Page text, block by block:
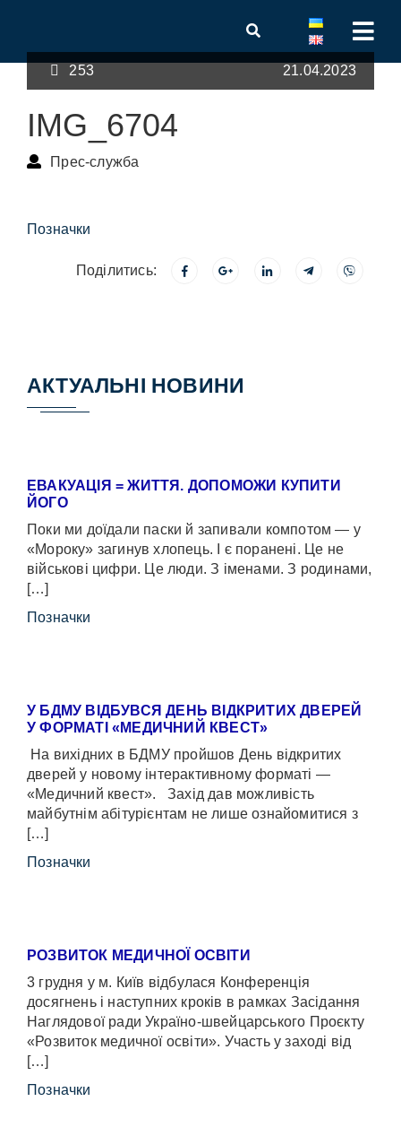
253 21.04.2023
IMG_6704
Прес-служба
Позначки
Поділитись:
АКТУАЛЬНІ НОВИНИ
ЕВАКУАЦІЯ = ЖИТТЯ. ДОПОМОЖИ КУПИТИ
ЙОГО
Поки ми доїдали паски й запивали компотом — у
«Мороку» загинув хлопець. І є поранені. Це не
військові цифри. Це люди. З іменами. З родинами,
[…]
Позначки
У БДМУ ВІДБУВСЯ ДЕНЬ ВІДКРИТИХ ДВЕРЕЙ
У ФОРМАТІ «МЕДИЧНИЙ КВЕСТ»
На вихідних в БДМУ пройшов День відкритих
дверей у новому інтерактивному форматі —
«Медичний квест». Захід дав можливість
майбутнім абітурієнтам не лише ознайомитися з
[…]
Позначки
РОЗВИТОК МЕДИЧНОЇ ОСВІТИ
3 грудня у м. Київ відбулася Конференція
досягнень і наступних кроків в рамках Засідання
Наглядової ради Україно-швейцарського Проєкту
«Розвиток медичної освіти». Участь у заході від
[…]
Позначки